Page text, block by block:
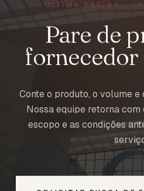
ÚLTIMA PÁGINA ·
Pare de
fornecedor
Conte o produto, o volume
Nossa equipe retorna com
escopo e as condições